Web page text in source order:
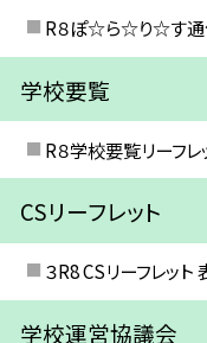
R８ぽ☆ら☆り☆す通
学校要覧
R８学校要覧リーフ
CSリーフレット
３R8 CSリーフレッ
学校運営協議会